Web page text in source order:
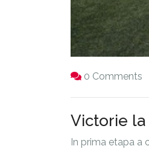
0 Comments
Victorie la
In prima etapa a